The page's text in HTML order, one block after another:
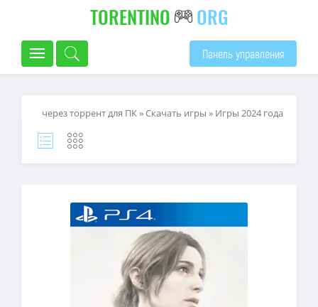
TORENTINO ORG
Панель управления
через торрент для ПК»Скачать игры » Игры 2024 года